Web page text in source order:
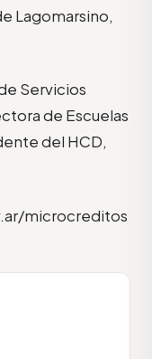
Lagomarsino,
Servicios
de Escuelas
del HCD,
microcreditos